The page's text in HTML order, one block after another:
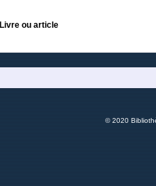
Livre ou article
© 2020